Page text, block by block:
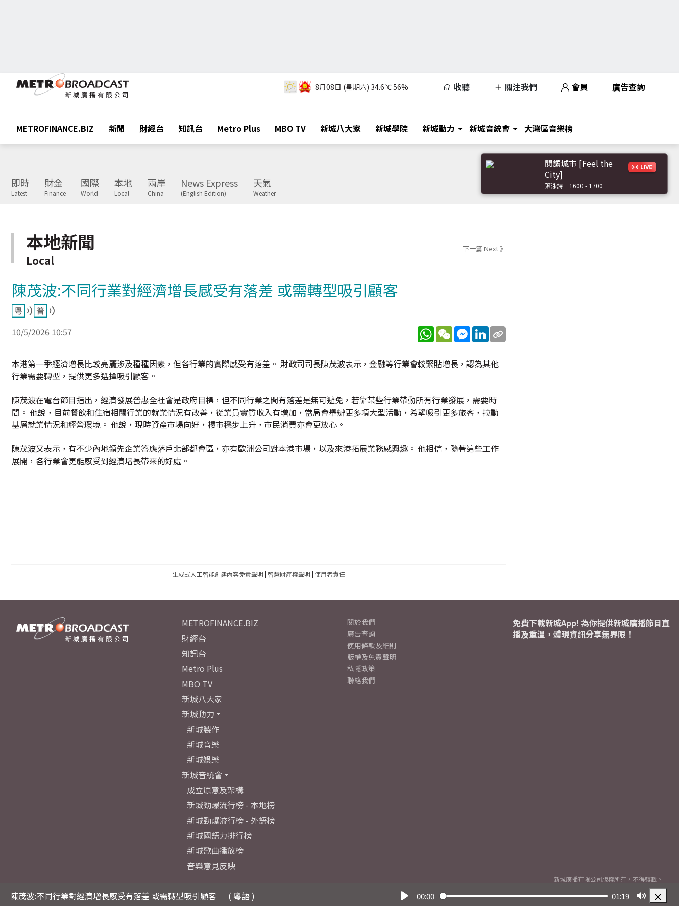
8月08日 (星期六) 34.6℃56% 收聽 關注我們 會員 廣告查詢
METROFINANCE.BIZ 新聞 財經台 知訊台 Metro Plus MBO TV 新城八大家 新城學院 新城動力 新城音統會 大灣區音樂榜
即時
Latest
財金
Finance
國際
World
本地
Local
兩岸
China
News Express
(English Edition)
天氣
Weather
閱讀城市 [Feel the
City]
葉泳詩 1600 - 1700
本地新聞
Local
下一篇 Next 》
陳茂波:不同行業對經濟增長感受有落差 或需轉型吸引顧客
10/5/2026 10:57 WhatsApp
WeChatMessenger
LinkedIn
本港第一季經濟增長比較亮麗涉及種種因素，但各行業的實際感受有落差。 財政司司長陳茂波表示，金融等行業會較緊貼增長，認為其他
行業需要轉型，提供更多選擇吸引顧客。
陳茂波在電台節目指出，經濟發展普惠全社會是政府目標，但不同行業之間有落差是無可避免，若靠某些行業帶動所有行業發展，需要時
間。 他說，目前餐飲和住宿相關行業的就業情況有改善，從業員實質收入有增加，當局會舉辦更多項大型活動，希望吸引更多旅客，拉動
基層就業情況和經營環境。 他說，現時資產市場向好，樓市穩步上升，市民消費亦會更放心。
陳茂波又表示，有不少內地領先企業答應落戶北部都會區，亦有歐洲公司對本港市場，以及來港拓展業務感興趣。 他相信，隨著這些工作
展開，各行業會更能感受到經濟增長帶來的好處。
生成式人工智能創建內容免責聲明| 智慧財產權聲明| 使用者責任
陳茂波:不同行業對經濟增長感受有落差 或需轉型吸引顧客
( 粵語 )
00:00 01:19
METROFINANCE.BIZ
財經台
知訊台
Metro Plus
MBO TV
新城八大家
新城動力
新城製作
新城音樂
新城娛樂
新城音統會
成立原意及架構
新城勁爆流行榜 - 本地榜
新城勁爆流行榜 - 外語榜
新城國語力排行榜
新城歌曲播放榜
音樂意見反映
關於我們
廣告查詢
使用條款及細則
版權及免責聲明
私隱政策
聯絡我們
免費下載新城App! 為你提供新城廣播節目直
播及重溫，體現資訊分享無界限！
新城廣播有限公司版權所有，不得轉載。
2026© Metro Broadcast Corporation Limited. All rights reserved.